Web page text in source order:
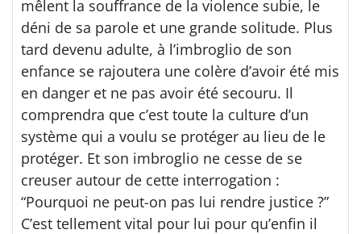
mêlent la souffrance de la violence subie, le
déni de sa parole et une grande solitude. Plus
tard devenu adulte, à l’imbroglio de son
enfance se rajoutera une colère d’avoir été mis
en danger et ne pas avoir été secouru. Il
comprendra que c’est toute la culture d’un
système qui a voulu se protéger au lieu de le
protéger. Et son imbroglio ne cesse de se
creuser autour de cette interrogation :
“Pourquoi ne peut-on pas lui rendre justice ?”
C’est tellement vital pour lui pour qu’enfin il